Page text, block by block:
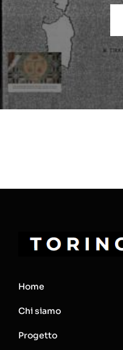
Home
Chi siamo
Progetto